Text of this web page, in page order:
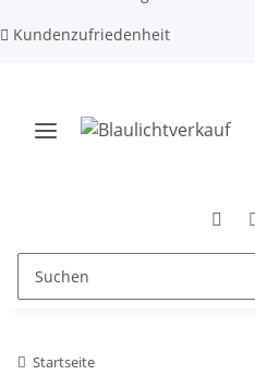
Kundenzufriedenheit
Startseite